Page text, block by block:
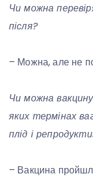
Чи можна
після?
– Можна, але не
Чи можна
яких термінах
плід і
– Вакцина